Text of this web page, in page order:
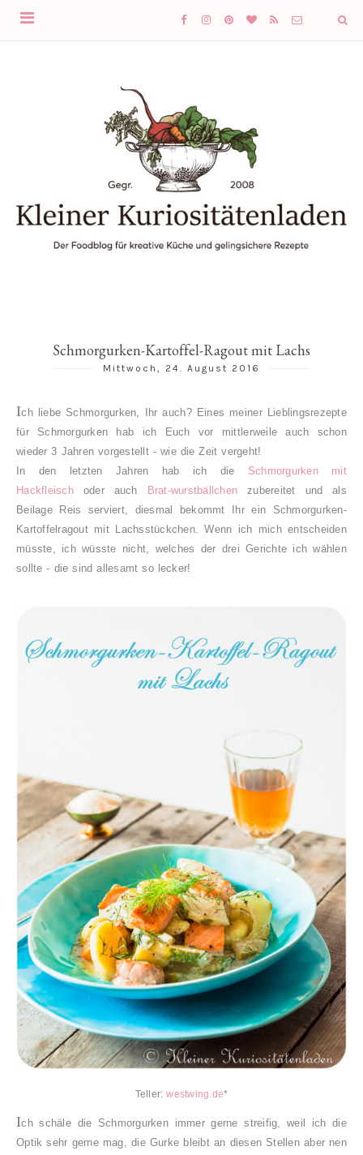
Schmorgurken-Kartoffel-Ragout mit Lachs
Mittwoch, 24. August 2016
Ich liebe Schmorgurken, Ihr auch? Eines meiner Lieblingsrezepte
für Schmorgurken hab ich Euch vor mittlerweile auch schon
wieder 3 Jahren vorgestellt - wie die Zeit vergeht!
In den letzten Jahren hab ich die Schmorgurken mit
Hackfleischoder auch Brat-wurstbällchen zubereitet und als
Beilage Reis serviert, diesmal bekommt Ihr ein Schmorgurken-
Kartoffelragout mit Lachsstückchen. Wenn ich mich entscheiden
müsste, ich wüsste nicht, welches der drei Gerichte ich wählen
sollte - die sind allesamt so lecker!
Teller:westwing.de*
Ich schäle die Schmorgurken immer gerne streifig, weil ich die
Optik sehr gerne mag, die Gurke bleibt an diesen Stellen aber nen